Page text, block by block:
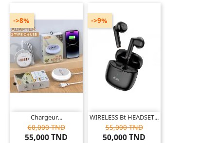
Chargeur...
60,000 TND
55,000 TND
->8%
WIRELESS Bt HEADSET...
55,000 TND
50,000 TND
->9%